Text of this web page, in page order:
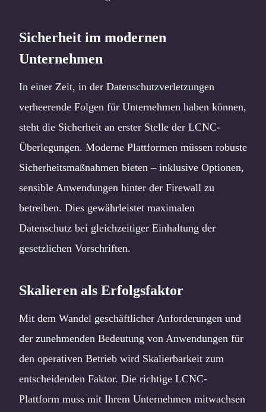
Sicherheit im modernen
Unternehmen
In einer Zeit, in der Datenschutzverletzungen
verheerende Folgen für Unternehmen haben können,
steht die Sicherheit an erster Stelle der LCNC-
Überlegungen. Moderne Plattformen müssen robuste
Sicherheitsmaßnahmen bieten – inklusive Optionen,
sensible Anwendungen hinter der Firewall zu
betreiben. Dies gewährleistet maximalen
Datenschutz bei gleichzeitiger Einhaltung der
gesetzlichen Vorschriften.
Skalieren als Erfolgsfaktor
Mit dem Wandel geschäftlicher Anforderungen und
der zunehmenden Bedeutung von Anwendungen für
den operativen Betrieb wird Skalierbarkeit zum
entscheidenden Faktor. Die richtige LCNC-
Plattform muss mit Ihrem Unternehmen mitwachsen